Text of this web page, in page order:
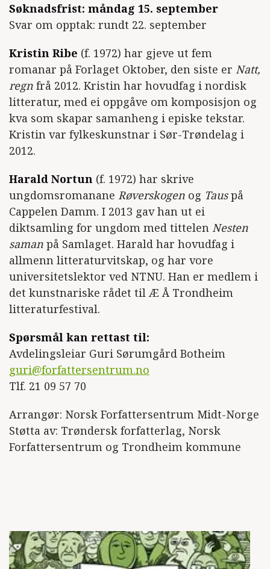
Søknadsfrist: måndag 15. september
Svar om opptak: rundt 22. september
Kristin Ribe (f. 1972) har gjeve ut fem
romanar på Forlaget Oktober, den siste er Natt,
regn frå 2012. Kristin har hovudfag i nordisk
litteratur, med ei oppgåve om komposisjon og
kva som skapar samanheng i episke tekstar.
Kristin var fylkeskunstnar i Sør-Trøndelag i
2012.
Harald Nortun (f. 1972) har skrive
ungdomsromanane Røverskogen og Tauspå
Cappelen Damm. I 2013 gav han ut ei
diktsamling for ungdom med tittelen Nesten
saman på Samlaget. Harald har hovudfag i
allmenn litteraturvitskap, og har vore
universitetslektor ved NTNU. Han er medlem i
det kunstnariske rådet til Æ Å Trondheim
litteraturfestival.
Spørsmål kan rettast til:
Avdelingsleiar Guri Sørumgård Botheim
guri@forfattersentrum.no
Tlf. 21 09 57 70
Arrangør: Norsk Forfattersentrum Midt-Norge
Støtta av: Trøndersk forfatterlag, Norsk
Forfattersentrum og Trondheim kommune